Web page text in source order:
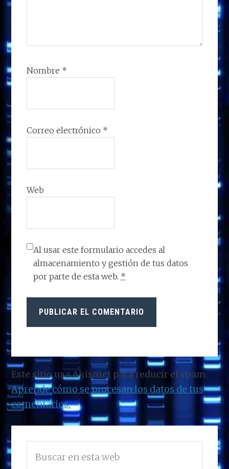
Nombre *
Correo electrónico *
Web
Al usar este formulario accedes al
almacenamiento y gestión de tus datos
por parte de esta web. *
Este sitio usa Akismet para reducir el spam.
Aprende cómo se procesan los datos de tus
comentarios.
LATERAL
en